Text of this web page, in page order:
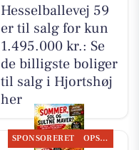
Hesselballevej 59
er til salg for kun
1.495.000 kr.: Se
de billigste boliger
til salg i Hjortshøj
her
SPONSORERET OPSLAGSTAVLEN